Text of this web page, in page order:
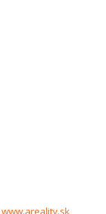
www.areality.sk